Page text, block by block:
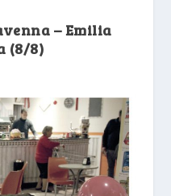
– Emilia
(8/8)